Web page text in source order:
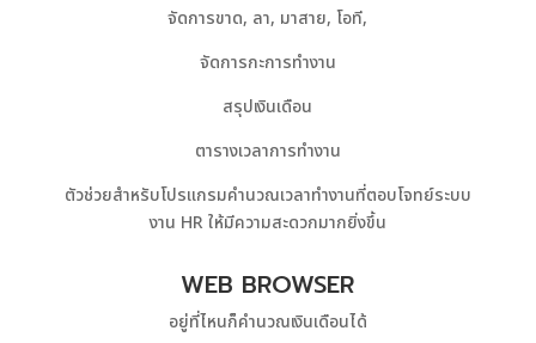
จัดการขาด, ลา, มาสาย, โอที,
จัดการกะการทำงาน
สรุปเงินเดือน
ตารางเวลาการทำงาน
ตัวช่วยสำหรับโปรแกรมคำนวณเวลาทำงานที่ตอบโจทย์ระบบ
งาน HR ให้มีความสะดวกมากยิ่งขึ้น
WEB BROWSER
อยู่ที่ไหนก็คำนวณเงินเดือนได้